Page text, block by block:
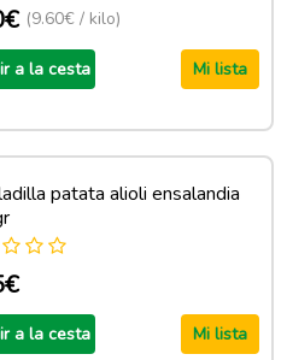
(9.60€ / kilo)
a la cesta Mi lista
patata alioli ensalandia
a la cesta Mi lista